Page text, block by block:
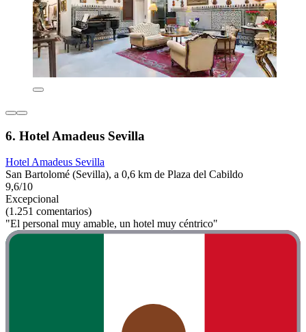
6. Hotel Amadeus Sevilla
Hotel Amadeus Sevilla
San Bartolomé (Sevilla), a 0,6 km de Plaza del Cabildo
9,6/10
Excepcional
(1.251 comentarios)
"El personal muy amable, un hotel muy céntrico"